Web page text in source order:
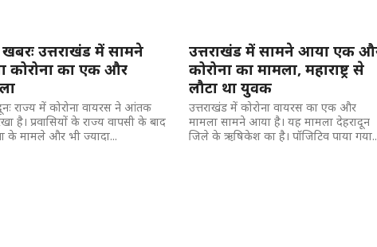
उत्तराखंड में सामने
कोरोना का एक और
राज्य में कोरोना वायरस ने आंतक
है। प्रवासियों के राज्य वापसी के बाद
के मामले और भी ज्यादा...
उत्तराखंड में सामने आया एक
कोरोना का मामला, महाराष्ट्र से
लौटा था युवक
उत्तराखंड में कोरोना वायरस का एक और
मामला सामने आया है। यह मामला देहरादून
जिले के ऋषिकेश का है। पॉजिटिव पाया